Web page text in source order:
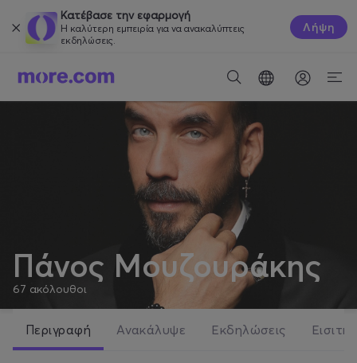
Κατέβασε την εφαρμογή
Η καλύτερη εμπειρία για να ανακαλύπτεις
εκδηλώσεις.
Λήψη
Πάνος Μουζουράκης
67 ακόλουθοι
Περιγραφή Ανακάλυψε Εκδηλώσεις